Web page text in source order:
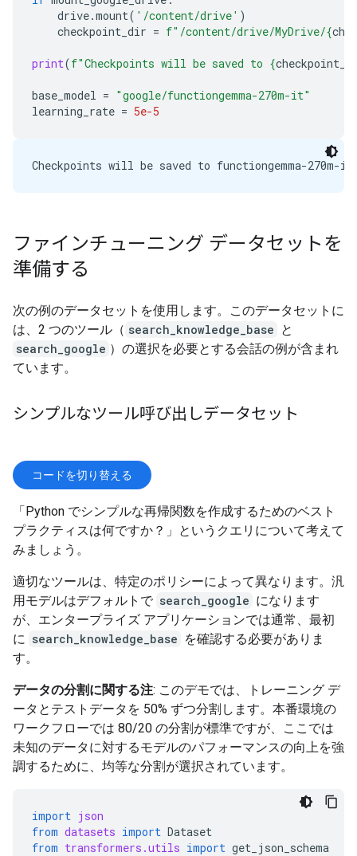
drive.mount( '/content/drive' )
checkpoint_dir = f"/content/drive/MyDrive/{
print(f"Checkpoints will be saved to {
base_model = "google/functiongemma-270m-it"
learning_rate = 5e-5
ファインチューニング データセットを
準備する
次の例のデータセットを使用します。このデータセットに
は、2 つのツール（ search_knowledge_base と
search_google ）の選択を必要とする会話の例が含まれ
ています。
シンプルなツール呼び出しデータセット
コードを切り替える
「Python でシンプルな再帰関数を作成するためのベスト
プラクティスは何ですか？」というクエリについて考えて
みましょう。
適切なツールは、特定のポリシーによって異なります。汎
用モデルはデフォルトで search_google になります
が、エンタープライズ アプリケーションでは通常、最初
に search_knowledge_base を確認する必要がありま
す。
データの分割に関する注: このデモでは、トレーニング デ
ータとテストデータを 50% ずつ分割します。本番環境の
ワークフローでは 80/20 の分割が標準ですが、ここでは
未知のデータに対するモデルのパフォーマンスの向上を強
調するために、均等な分割が選択されています。
import json
from datasets import Dataset
from transformers.utils import get_json_schema